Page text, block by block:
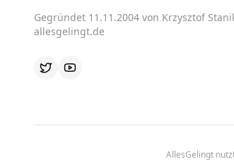
Gegründet 11.11.2004 von Krzysztof
allesgelingt.de
AllesGelingt